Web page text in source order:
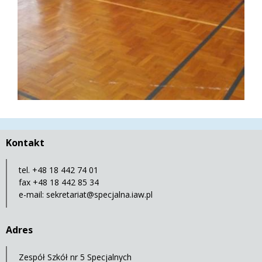
Kontakt
tel. +48 18 442 74 01
fax +48 18 442 85 34
e-mail: sekretariat@specjalna.iaw.pl
Adres
Zespół Szkół nr 5 Specjalnych